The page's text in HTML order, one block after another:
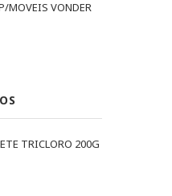
MOVEIS VONDER
TRICLORO 200G